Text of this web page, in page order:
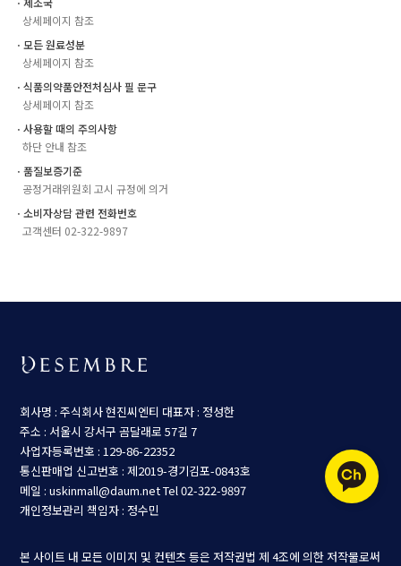
상세페이지 참조
ㆍ모든 원료성분
상세페이지 참조
ㆍ식품의약품안전처심사 필 문구
상세페이지 참조
ㆍ사용할 때의 주의사항
하단 안내 참조
ㆍ품질보증기준
공정거래위원회 고시 규정에 의거
ㆍ소비자상담 관련 전화번호
고객센터 02-322-9897
회사명 : 주식회사 현진씨엔티 대표자 : 정성한
주소 : 서울시 강서구 곰달래로 57길 7
사업자등록번호 : 129-86-22352
통신판매업 신고번호 : 제2019-경기김포-0843호
메일 : uskinmall@daum.netTel 02-322-9897
개인정보관리 책임자 : 정수민
본 사이트 내 모든 이미지 및 컨텐츠 등은 저작권법 제 4조에 의한 저작물로써